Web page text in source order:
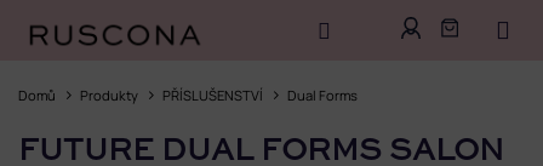
Domů Produkty PŘÍSLUŠENSTVÍ Dual Forms
FUTURE DUAL FORMS SALON